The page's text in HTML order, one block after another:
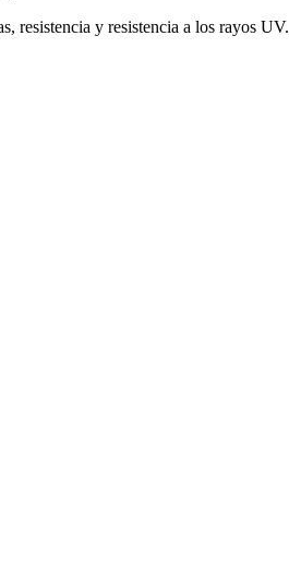
resistencia y resistencia a los rayos UV.